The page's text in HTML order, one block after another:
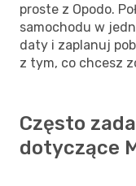
proste z Opodo.
samochodu w
daty i zaplanuj
z tym, co chcesz
Często
dotyczące